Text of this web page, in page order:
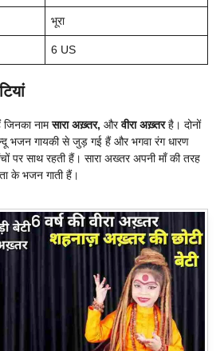
भूरा
6 US
जिनका नामसारा अख़्तर, औरवीरा अख़्तरहै। दोनों
भजन गायकी से जुड़ गई हैं और भगवा रंग धारण
पर साथ रहती हैं। सारा अख्तर अपनी माँ की तरह
के भजन गाती हैं।